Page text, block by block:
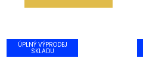
ÚPLNÝ VÝPRODEJ
SKLADU